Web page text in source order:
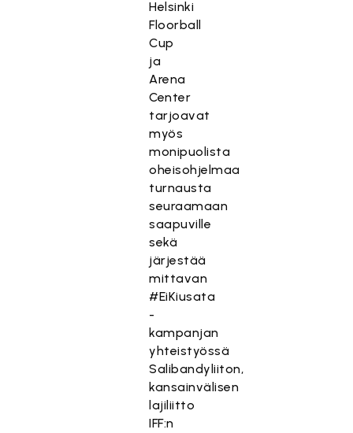
Helsinki
Floorball
Cup
ja
Arena
Center
tarjoavat
myös
monipuolista
oheisohjelmaa
turnausta
seuraamaan
saapuville
sekä
järjestää
mittavan
#EiKiusata
-
kampanjan
yhteistyössä
Salibandyliiton,
kansainvälisen
lajiliitto
IFF:n